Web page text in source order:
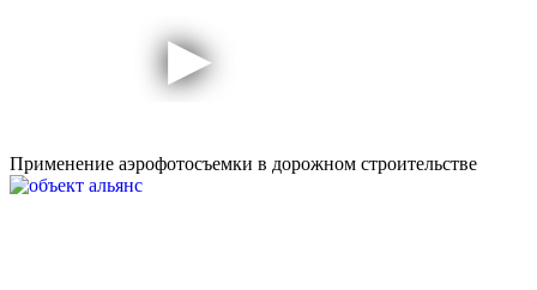
Применение аэрофотосъемки в дорожном строительстве